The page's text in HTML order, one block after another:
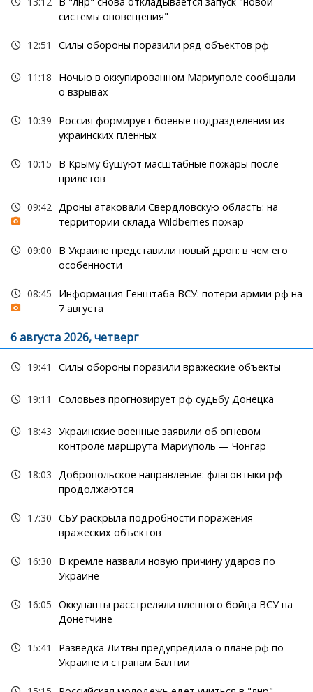
системы оповещения"
12:51 Силы обороны поразили ряд объектов рф
11:18
Ночью в оккупированном Мариуполе сообщали
о взрывах
10:39
Россия формирует боевые подразделения из
украинских пленных
10:15
В Крыму бушуют масштабные пожары после
прилетов
09:42 Дроны атаковали Свердловскую область: на
территории склада Wildberries пожар
09:00
В Украине представили новый дрон: в чем его
особенности
08:45
Информация Генштаба ВСУ: потери армии рф на
7 августа
6 августа 2026, четверг
19:41 Силы обороны поразили вражеские объекты
19:11 Соловьев прогнозирует рф судьбу Донецка
18:43 Украинские военные заявили об огневом
контроле маршрута Мариуполь — Чонгар
18:03 Добропольское направление: флаговтыки рф
продолжаются
17:30 СБУ раскрыла подробности поражения
вражеских объектов
16:30
В кремле назвали новую причину ударов по
Украине
16:05 Оккупанты расстреляли пленного бойца ВСУ на
Донетчине
15:41
Разведка Литвы предупредила о плане рф по
Украине и странам Балтии